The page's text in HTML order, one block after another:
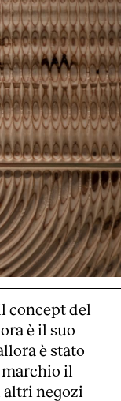
concept del
è il suo
è stato
il
negozi